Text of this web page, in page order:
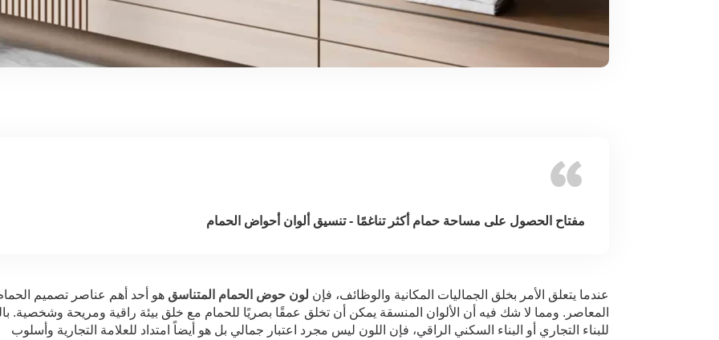
مفتاح الحصول على مساحة حمام أكثر تناغمًا - تنسيق ألوان أحواض الحمام
عندما يتعلق الأمر بخلق الجماليات المكانية والوظائف، فإن لون حوض الحمام المتناسق هو أحد أهم عناصر تصميم
المعاصر. ومما لا شك فيه أن الألوان المنسقة يمكن أن تخلق عمقًا بصريًا للحمام مع خلق بيئة راقية ومريحة وشخصية.
للبناء التجاري أو البناء السكني الراقي، فإن اللون ليس مجرد اعتبار جمالي بل هو أيضاً امتداد للعلامة التجارية وأسلوب